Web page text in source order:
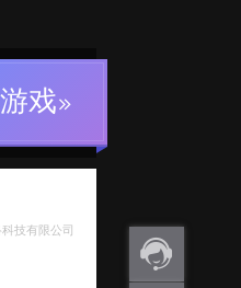
戏
技有限公司